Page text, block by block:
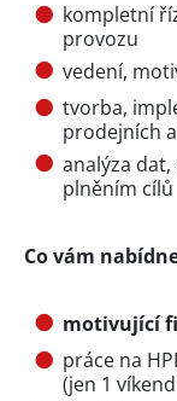
kompletní
provozu
vedení,
tvorba,
prodejních
analýza
plněním cílů
Co vám
motivující
práce na
(jen 1